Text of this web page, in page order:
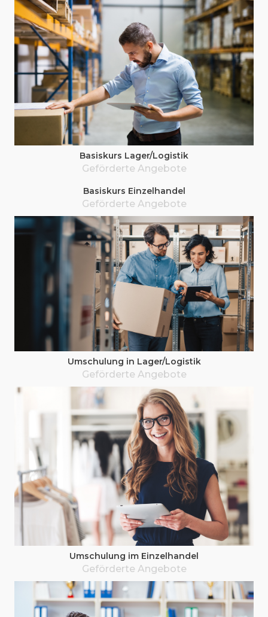
Basis­kurs Lager/Logistik
Geför­der­te Angebote
Basis­kurs Einzelhandel
Geför­der­te Angebote
Umschu­lung in Lager/Logistik
Geför­der­te Angebote
Umschu­lung im Einzelhandel
Geför­der­te Angebote